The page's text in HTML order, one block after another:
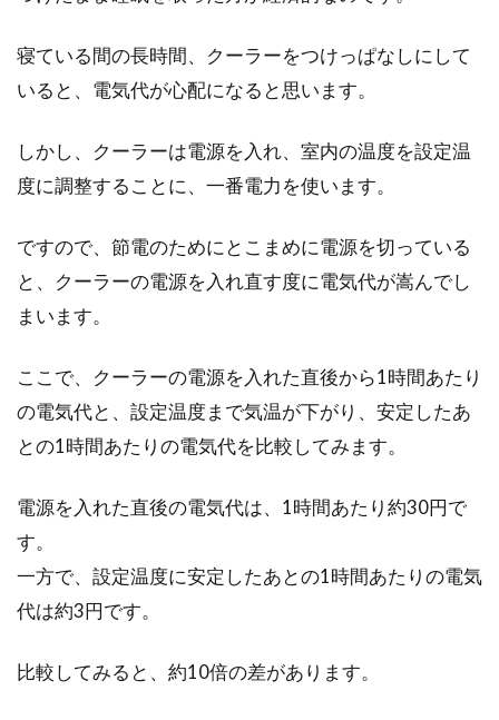
led電球の寿命は長いと一般的に知られています
よね。では、実際に何時間なのか、ご存知です
わぬ障害が起きる？
睡眠は何時間我慢できる？ギネス記
録に挑戦した少年
が下がるという方は多いのではないでしょう
寝ている間の長時間、クーラーをつけっぱなしにして
いると、電気代が心配になると思います。
しかし、クーラーは電源を入れ、室内の温度を設定温
度に調整することに、一番電力を使います。
ですので、節電のためにとこまめに電源を切っている
と、クーラーの電源を入れ直す度に電気代が嵩んでし
まいます。
ここで、クーラーの電源を入れた直後から1時間あたり
の電気代と、設定温度まで気温が下がり、安定したあ
との1時間あたりの電気代を比較してみます。
電源を入れた直後の電気代は、1時間あたり約30円で
す。
一方で、設定温度に安定したあとの1時間あたりの電気
代は約3円です。
比較してみると、約10倍の差があります。